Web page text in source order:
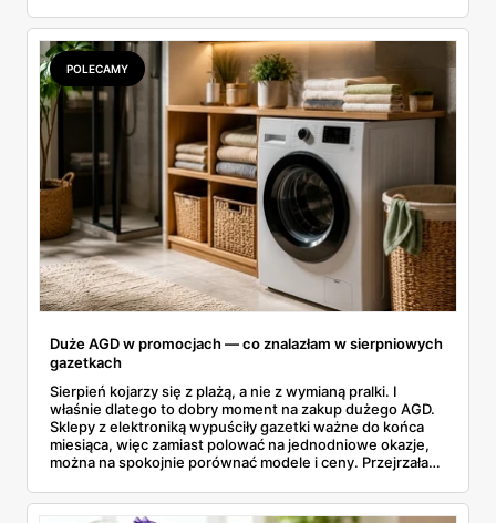
rozpiska: co dokładnie sprzedaje Lidl, ile kosztują
odpowiedniki u producenta i komu ten zakup naprawdę
się opłaci.
POLECAMY
Duże AGD w promocjach — co znalazłam w sierpniowych
gazetkach
Sierpień kojarzy się z plażą, a nie z wymianą pralki. I
właśnie dlatego to dobry moment na zakup dużego AGD.
Sklepy z elektroniką wypuściły gazetki ważne do końca
miesiąca, więc zamiast polować na jednodniowe okazje,
można na spokojnie porównać modele i ceny. Przejrzałam
znalazłam, z cenami i terminami.